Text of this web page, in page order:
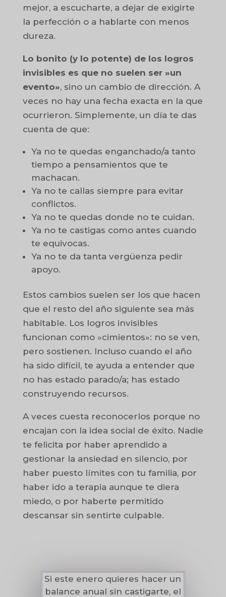
mejor, a escucharte, a dejar de exigirte
la perfección o a hablarte con menos
dureza.
Lo bonito (y lo potente) de los logros
invisibles es que no suelen ser »un
evento», sino un cambio de dirección. A
veces no hay una fecha exacta en la que
ocurrieron. Simplemente, un día te das
cuenta de que:
Ya no te quedas enganchado/a tanto
tiempo a pensamientos que te
machacan.
Ya no te callas siempre para evitar
conflictos.
Ya no te quedas donde no te cuidan.
Ya no te castigas como antes cuando
te equivocas.
Ya no te da tanta vergüenza pedir
apoyo.
Estos cambios suelen ser los que hacen
que el resto del año siguiente sea más
habitable. Los logros invisibles
funcionan como »cimientos»: no se ven,
pero sostienen. Incluso cuando el año
ha sido difícil, te ayuda a entender que
no has estado parado/a; has estado
construyendo recursos.
A veces cuesta reconocerlos porque no
encajan con la idea social de éxito. Nadie
te felicita por haber aprendido a
gestionar la ansiedad en silencio, por
haber puesto límites con tu familia, por
haber ido a terapia aunque te diera
miedo, o por haberte permitido
descansar sin sentirte culpable.
Si este enero quieres hacer un
balance anual sin castigarte, el